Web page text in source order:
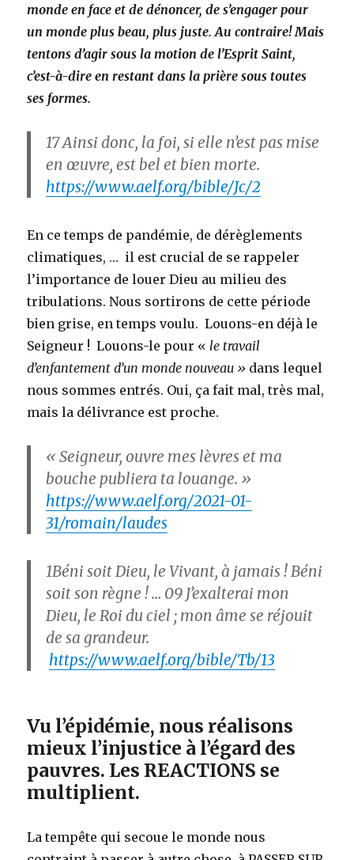
monde en face et de dénoncer, de s’engager pour
un monde plus beau, plus juste. Au contraire! Mais
tentons d’agir sous la motion de l’Esprit Saint,
c’est-à-dire en restant dans la prière sous toutes
ses formes.
17Ainsi donc, la foi, si elle n’est pas mise
en œuvre, est bel et bien morte.
https://www.aelf.org/bible/Jc/2
En ce temps de pandémie, de dérèglements
climatiques, … il est crucial de se rappeler
l’importance de louer Dieu au milieu des
tribulations. Nous sortirons de cette période
bien grise, en temps voulu. Louons-en déjà le
Seigneur ! Louons-le pour « le travail
d’enfantement d’un monde nouveau » dans lequel
nous sommes entrés. Oui, ça fait mal, très mal,
mais la délivrance est proche.
« Seigneur, ouvre mes lèvres et ma
bouche publiera ta louange. »
https://www.aelf.org/2021-01-
31/romain/laudes
1Béni soit Dieu, le Vivant, à jamais ! Béni
soit son règne ! … 09 J’exalterai mon
Dieu, le Roi du ciel ; mon âme se réjouit
de sa grandeur.
https://www.aelf.org/bible/Tb/13
Vu l’épidémie, nous réalisons
mieux l’injustice à l’égard des
pauvres. Les REACTIONS se
multiplient.
La tempête qui secoue le monde nous